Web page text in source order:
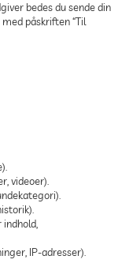
bedes du sende din
påskriften “Til
videoer).
IP-adresser).